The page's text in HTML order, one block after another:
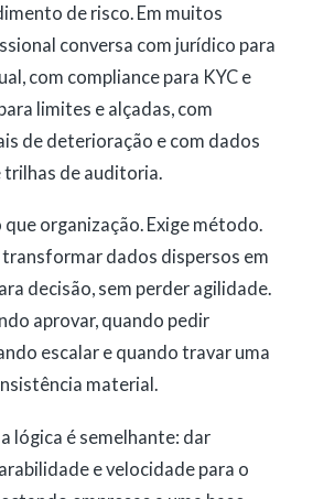
de risco. Em muitos
conversa com jurídico para
com compliance para KYC e
limites e alçadas, com
de deterioração e com dados
trilhas de auditoria.
que organização. Exige método.
dados dispersos em
decisão, sem perder agilidade.
aprovar, quando pedir
escalar e quando travar uma
material.
lógica é semelhante: dar
e velocidade para o